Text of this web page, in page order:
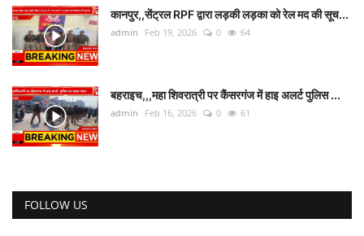
Live TV
Talk Show
कानपुर,,सेंट्रल RPF द्वारा लड़की लड़का को रेल मद की सूच...
admin Feb 19, 2026 0 64
बहराइच,,,महा शिवरात्री पर कैंसरगंज में हाइ अलर्ट पुलिस ...
admin Feb 16, 2026 0 61
FOLLOW US